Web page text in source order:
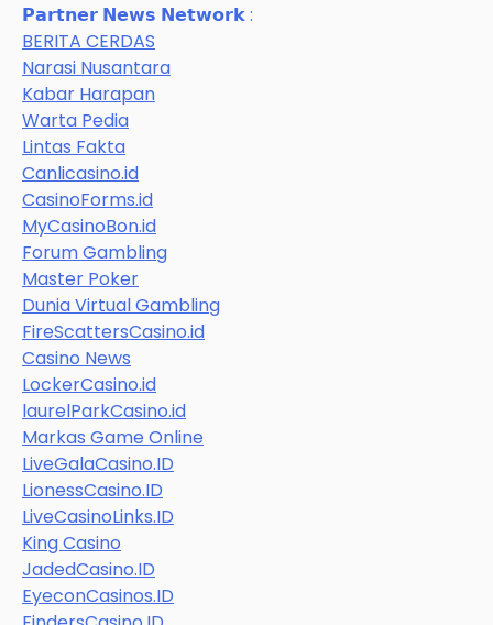
𝗣𝗮𝗿𝘁𝗻𝗲𝗿 𝗡𝗲𝘄𝘀 𝗡𝗲𝘁𝘄𝗼𝗿𝗸 :
BERITA CERDAS
Narasi Nusantara
Kabar Harapan
Warta Pedia
Lintas Fakta
Canlicasino.id
CasinoForms.id
MyCasinoBon.id
Forum Gambling
Master Poker
Dunia Virtual Gambling
FireScattersCasino.id
Casino News
LockerCasino.id
laurelParkCasino.id
Markas Game Online
LiveGalaCasino.ID
LionessCasino.ID
LiveCasinoLinks.ID
King Casino
JadedCasino.ID
EyeconCasinos.ID